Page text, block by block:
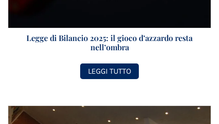
Legge di Bilancio 2025: il gioco d’azzardo resta
nell’ombra
LEGGI TUTTO